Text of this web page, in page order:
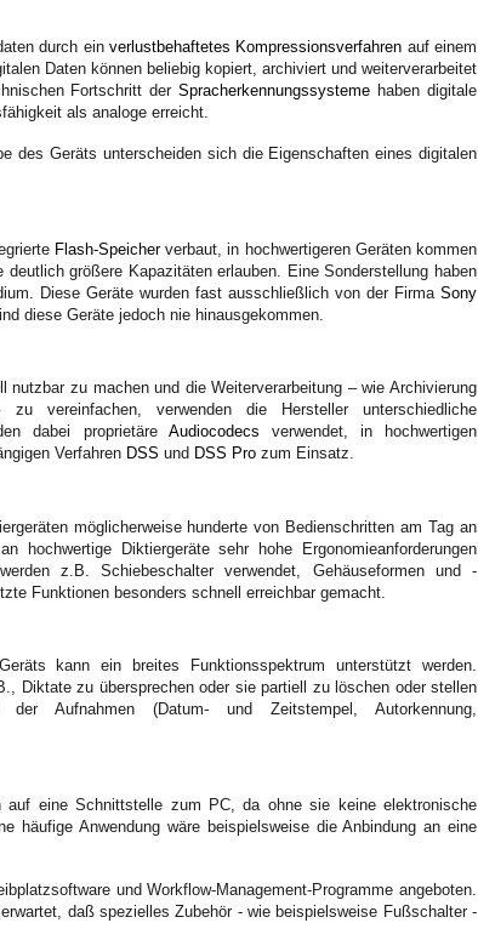
durch ein verlustbehaftetes Kompressionsverfahren auf einem
Daten können beliebig kopiert, archiviert und weiterverarbeitet
Fortschritt derSpracherkennungssysteme haben digitale
als analoge erreicht.
des Geräts unterscheiden sich die Eigenschaften eines digitalen
Flash-Speicherverbaut, in hochwertigeren Geräten kommen
größere Kapazitäten erlauben. Eine Sonderstellung haben
Diese Geräte wurden fast ausschließlich von der Firma Sony
diese Geräte jedoch nie hinausgekommen.
nutzbar zu machen und die Weiterverarbeitung – wie Archivierung
vereinfachen, verwenden die Hersteller unterschiedliche
dabei proprietäre Audiocodecs verwendet, in hochwertigen
Verfahren DSS und DSS Pro zum Einsatz.
möglicherweise hunderte von Bedienschritten am Tag an
hochwertige Diktiergeräte sehr hohe Ergonomieanforderungen
z.B. Schiebeschalter verwendet, Gehäuseformen und -
Funktionen besonders schnell erreichbar gemacht.
kann ein breites Funktionsspektrum unterstützt werden.
Diktate zu übersprechen oder sie partiell zu löschen oder stellen
der Aufnahmen (Datum- und Zeitstempel, Autorkennung,
auf eine Schnittstelle zum PC, da ohne sie keine elektronische
häufige Anwendung wäre beispielsweise die Anbindung an eine
und Workflow-Management-Programme angeboten.
daß spezielles Zubehör - wie beispielsweise Fußschalter -